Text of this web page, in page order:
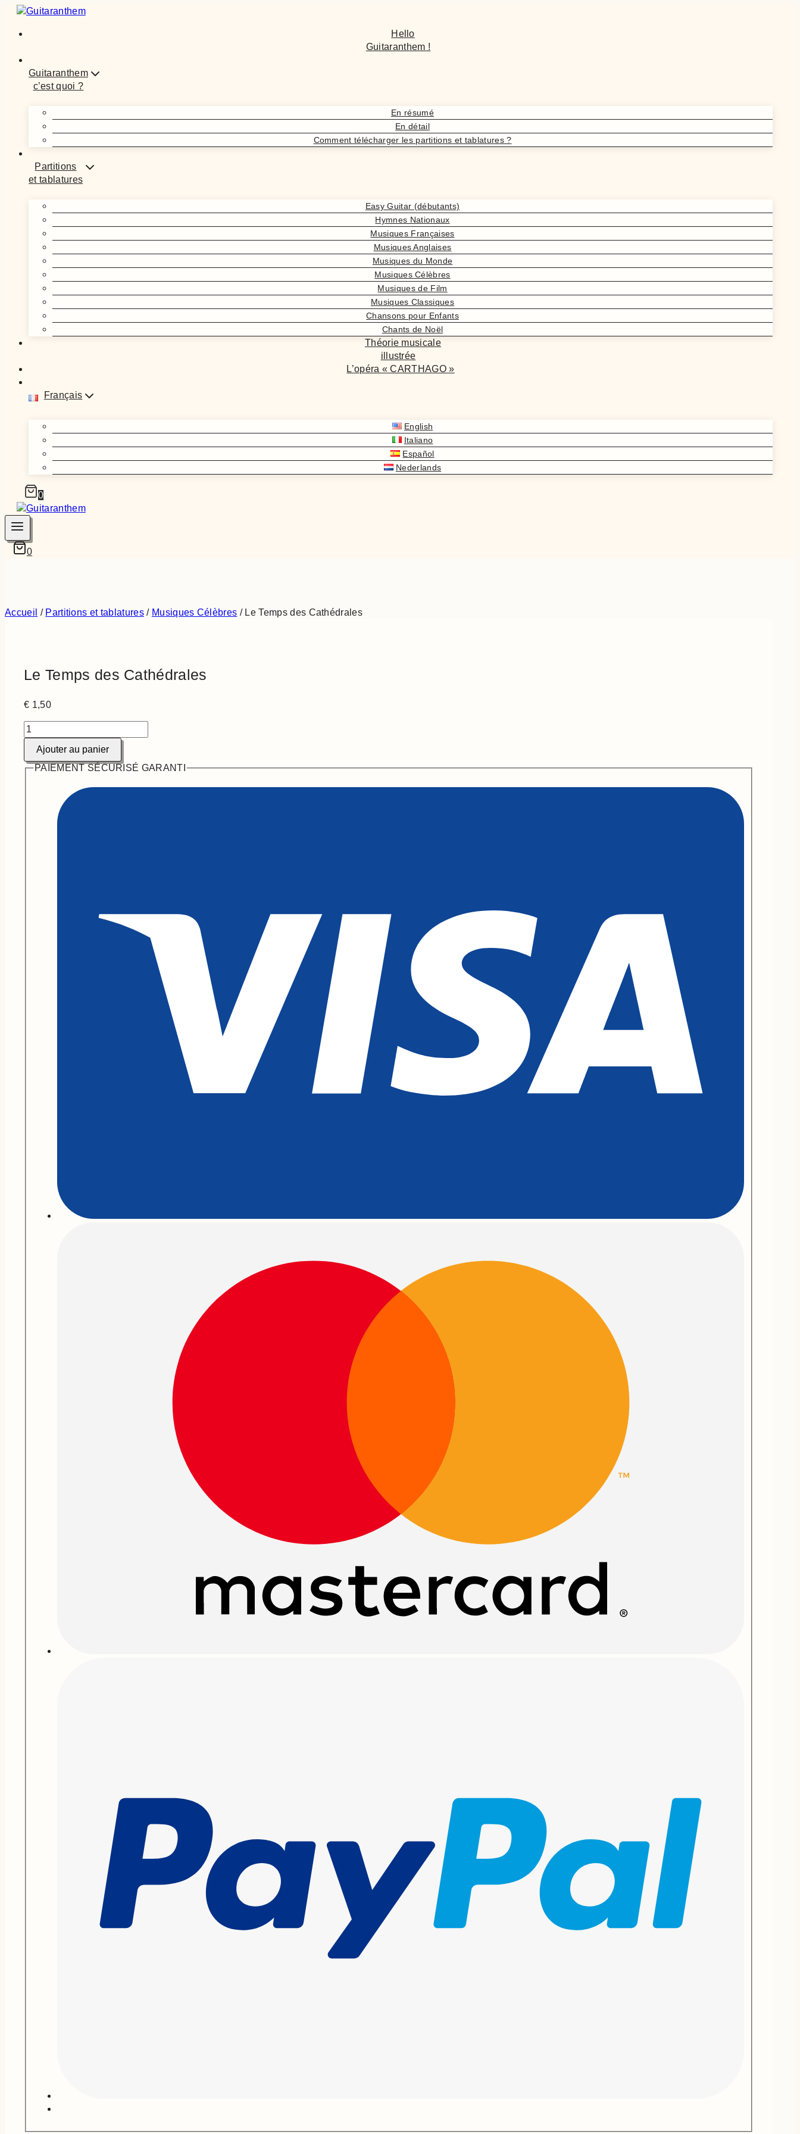
Aller
contenu
Hello
Guitaranthem !
Guitaranthem
c’est quoi ?
En résumé
En détail
Comment télécharger les partitions et tablatures ?
Partitions
et tablatures
Easy Guitar (débutants)
Hymnes Nationaux
Musiques Françaises
Musiques Anglaises
Musiques du Monde
Musiques Célèbres
Musiques de Film
Musiques Classiques
Chansons pour Enfants
Chants de Noël
Théorie musicale
illustrée
L’opéra « CARTHAGO »
Français
English
Italiano
Español
Nederlands
0
0
Accueil / Partitions et tablatures / Musiques Célèbres / Le Temps des Cathédrales
Le Temps des Cathédrales
€ 1,50
quantité
de
Temps
Cathédrales
Ajouter au panier
PAIEMENT SÉCURISÉ GARANTI